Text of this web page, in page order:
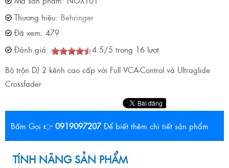
Thương hiệu: Behringer
Đã xem: 479
Đánh giá:
4.5/5 trong 16 lượt
Bộ trộn DJ 2 kênh cao cấp với Full VCA-Control và Ultraglide
Crossfader
Bấm Gọi 👉 0919097207 Để biết thêm chi tiết sản phẩm
TÍNH NĂNG SẢN PHẨM